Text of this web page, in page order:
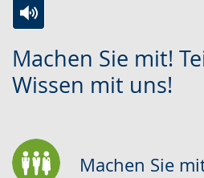
Machen Sie mit!
Wissen mit uns!
Leichten
Sprache
Audio-
Unterstützung.
Video
in
wird
Machen Sie